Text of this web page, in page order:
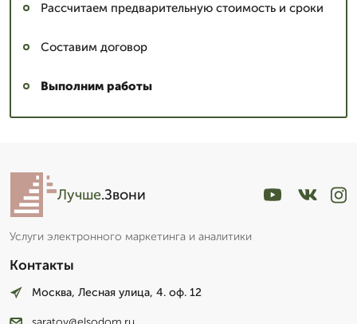
Рассчитаем предварительную стоимость и сроки
Составим договор
Выполним работы
Лучше.Звони
Услуги электронного маркетинга и аналитики
Контакты
Москва, Лесная улица, 4. оф. 12